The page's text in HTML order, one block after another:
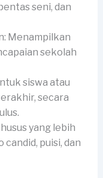
seni, dan
Menampilkan
sekolah
siswa atau
secara
yang lebih
puisi, dan